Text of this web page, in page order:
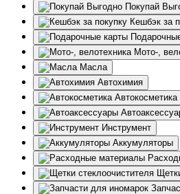
Покупай
Кешбэк за
Мото-,
Масла
Автохимия
Автокосметика
Инструмент
Аккумуляторы